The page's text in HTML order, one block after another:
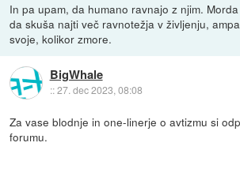
In pa upam, da humano ravnajo z njim.
da skuša najti več ravnotežja v življenju,
svoje, kolikor zmore.
BigWhale
::27. dec 2023, 08:08
Za vase blodnje in one-linerje o avtizmu si
forumu.